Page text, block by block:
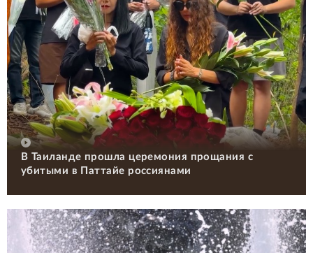
В Таиланде прошла церемония прощания с
убитыми в Паттайе россиянами